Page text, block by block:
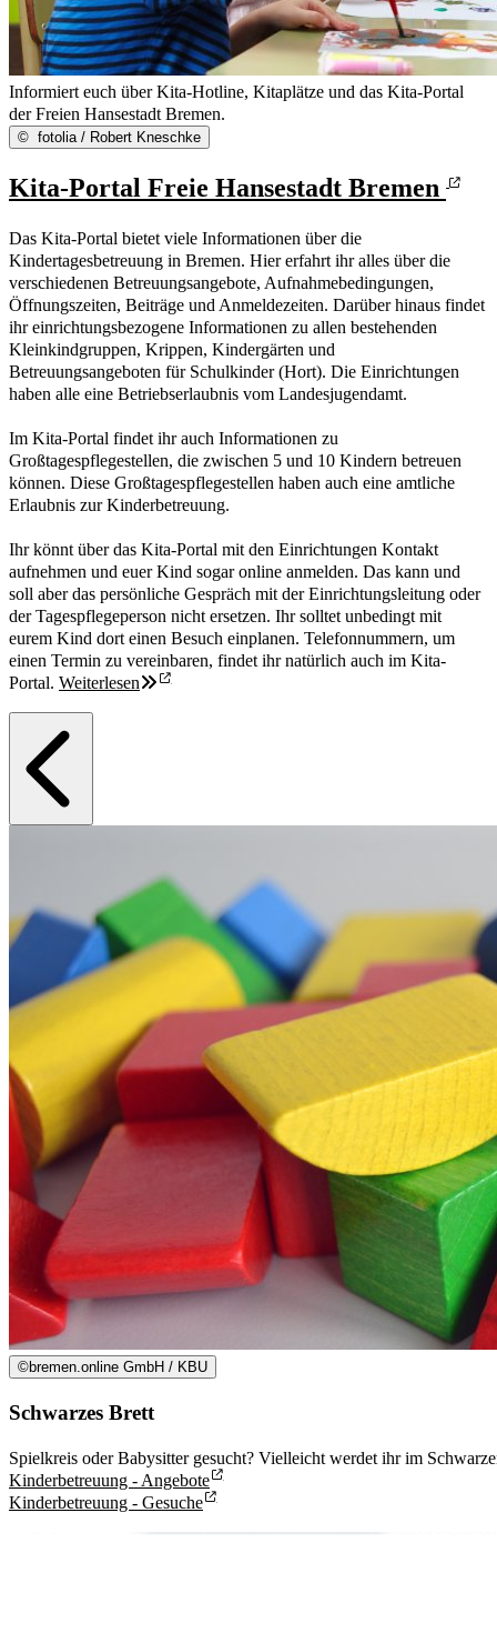
Informiert euch über Kita-Hotline, Kitaplätze und das Kita-Portal
der Freien Hansestadt Bremen.
© fotolia / Robert Kneschke
Kita-Portal Freie Hansestadt Bremen
Das Kita-Portal bietet viele Informationen über die
Kindertagesbetreuung in Bremen. Hier erfahrt ihr alles über die
verschiedenen Betreuungsangebote, Aufnahmebedingungen,
Öffnungszeiten, Beiträge und Anmeldezeiten. Darüber hinaus findet
ihr einrichtungsbezogene Informationen zu allen bestehenden
Kleinkindgruppen, Krippen, Kindergärten und
Betreuungsangeboten für Schulkinder (Hort). Die Einrichtungen
haben alle eine Betriebserlaubnis vom Landesjugendamt.
Im Kita-Portal findet ihr auch Informationen zu
Großtagespflegestellen, die zwischen 5 und 10 Kindern betreuen
können. Diese Großtagespflegestellen haben auch eine amtliche
Erlaubnis zur Kinderbetreuung.
Ihr könnt über das Kita-Portal mit den Einrichtungen Kontakt
aufnehmen und euer Kind sogar online anmelden. Das kann und
soll aber das persönliche Gespräch mit der Einrichtungsleitung oder
der Tagespflegeperson nicht ersetzen. Ihr solltet unbedingt mit
eurem Kind dort einen Besuch einplanen. Telefonnummern, um
einen Termin zu vereinbaren, findet ihr natürlich auch im Kita-
Portal. Weiterlesen
©bremen.online GmbH / KBU
Schwarzes Brett
Spielkreis oder Babysitter gesucht? Vielleicht werdet ihr im
Kinderbetreuung - Angebote
Kinderbetreuung - Gesuche